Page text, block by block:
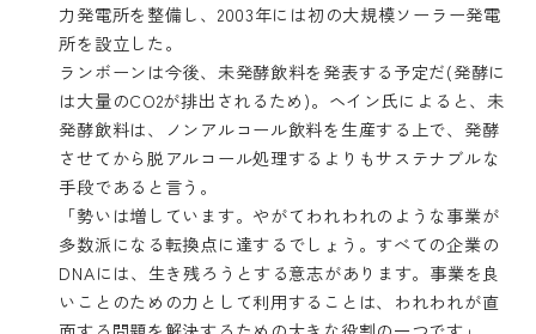
力発電所を整備し、2003年には初の大規模ソーラー発電
所を設立した。
ランボーンは今後、未発酵飲料を発表する予定だ(発酵に
は大量のCO2が排出されるため)。ヘイン氏によると、未
発酵飲料は、ノンアルコール飲料を生産する上で、発酵
させてから脱アルコール処理するよりもサステナブルな
手段であると言う。
「勢いは増しています。やがてわれわれのような事業が
多数派になる転換点に達するでしょう。すべての企業の
DNAには、生き残ろうとする意志があります。事業を良
いことのための力として利用することは、われわれが直